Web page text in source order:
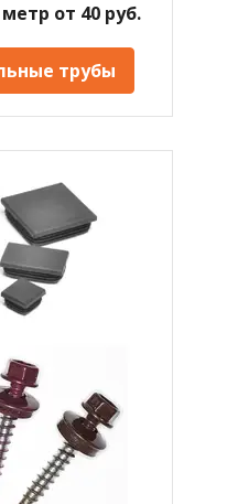
от 40 руб.
трубы